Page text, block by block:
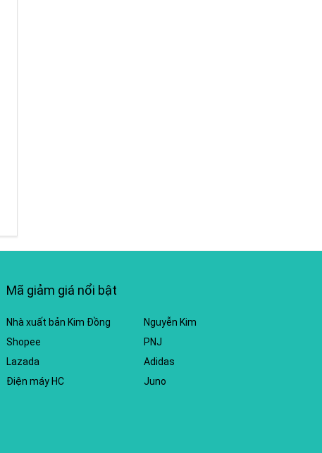
Mã giảm giá nổi bật
Nhà xuất bản Kim Đồng
Shopee
Lazada
Điện máy HC
Nguyễn Kim
PNJ
Adidas
Juno